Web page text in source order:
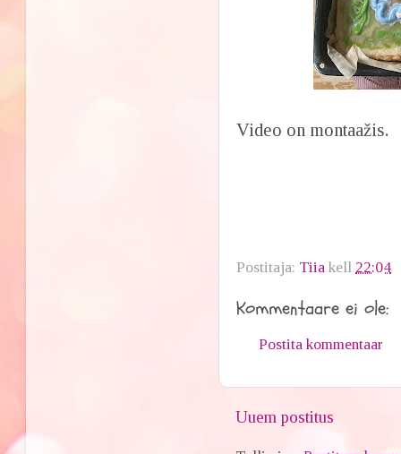
Video on montaažis.
Postitaja: Tiia kell 22:04
Kommentaare ei ole:
Postita kommentaar
Uuem postitus